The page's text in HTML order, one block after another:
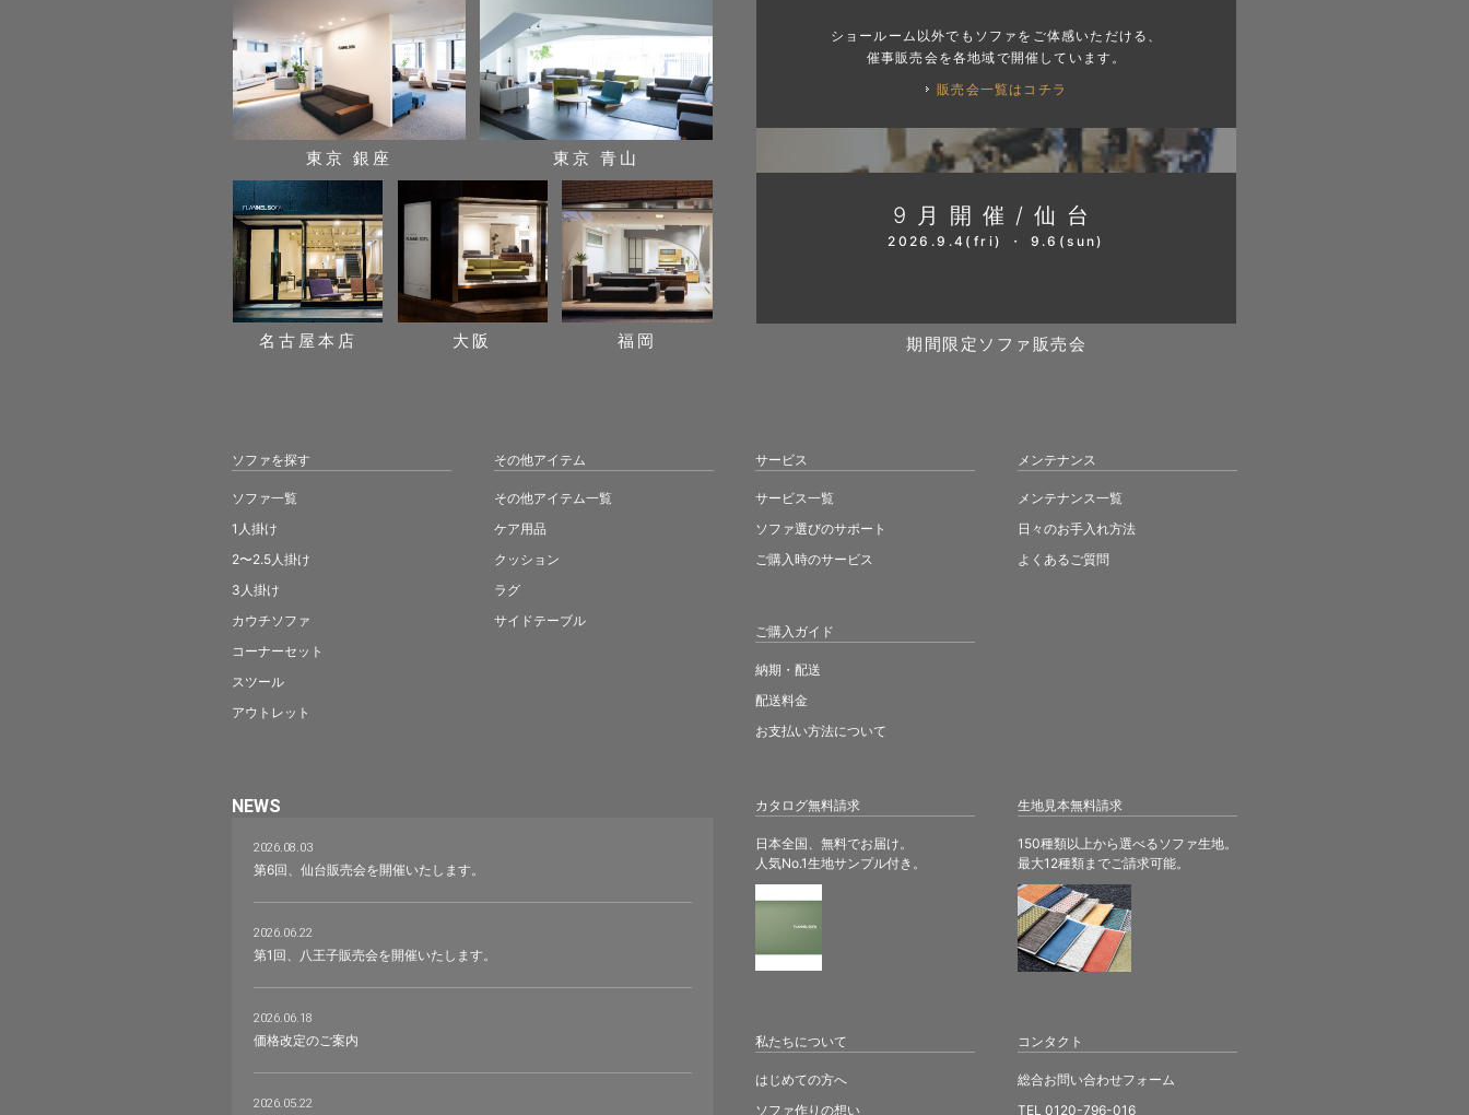
カタログ無料請求
日本全国、無料でお届け。
人気No.1生地サンプル付き。
生地見本無料請求
150種類以上から選べるソファ生地。
最大12種類までご請求可能。
東京 銀座 東京 青山
名古屋本店 大阪 福岡
ショールーム以外でもソファをご体感いただける、
催事販売会を各地域で開催しています。
販売会一覧はコチラ
9月開催/仙台
2026.9.4(fri) ・ 9.6(sun)
期間限定ソファ販売会
ソファを探す
ソファ一覧
1人掛け
2〜2.5人掛け
3人掛け
カウチソファ
コーナーセット
スツール
アウトレット
その他アイテム
その他アイテム一覧
ケア用品
クッション
ラグ
サイドテーブル
サービス
サービス一覧
ソファ選びのサポート
ご購入時のサービス
ご購入ガイド
納期・配送
配送料金
お支払い方法について
メンテナンス
メンテナンス一覧
日々のお手入れ方法
よくあるご質問
NEWS
2026.08.03
第6回、仙台販売会を開催いたします。
2026.06.22
第1回、八王子販売会を開催いたします。
2026.06.18
価格改定のご案内
2026.05.22
私たちについて
はじめての方へ
ソファ作りの想い
コンタクト
総合お問い合わせフォーム
TEL 0120-796-016